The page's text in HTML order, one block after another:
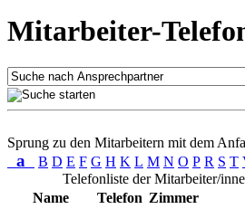
Mitarbeiter-
Sprung zu den Mitarbeitern mit dem
a B D E F G H K L M N O P R S T
Telefonliste der Mitarbeiter/
Name
Telefon Zimmer